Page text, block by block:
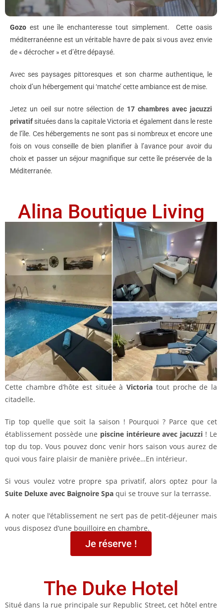
Gozo est une île enchanteresse tout simplement. Cette oasis
méditerranéenne est un véritable havre de paix si vous avez envie
de « décrocher » et d’être dépaysé.
Avec ses paysages pittoresques et son charme authentique, le
choix d’un hébergement qui ‘matche’ cette ambiance est de mise.
Jetez un oeil sur notre sélection de 17 chambres avec jacuzzi
privatifsituées dans la capitale Victoria et également dans le reste
de l’île. Ces hébergements ne sont pas si nombreux et encore une
fois on vous conseille de bien planifier à l’avance pour avoir du
choix et passer un séjour magnifique sur cette île préservée de la
Méditerranée.
Alina Boutique Living
Cette chambre d’hôte est située àVictoria tout proche de la
citadelle.
Tip top quelle que soit la saison ! Pourquoi ? Parce que cet
établissement possède une piscine intérieure avec jacuzzi ! Le
top du top. Vous pouvez donc venir hors saison vous aurez de
quoi vous faire plaisir de manière privée…En intérieur.
Si vous voulez votre propre spa privatif, alors optez pour la
Suite Deluxe avec Baignoire Spa qui se trouve sur la terrasse.
A noter que l’établissement ne sert pas de petit-déjeuner mais
vous disposez d’une bouilloire en chambre.
Je réserve !
The Duke Hotel
Situé dans la rue principale sur Republic Street, cet hôtel entre